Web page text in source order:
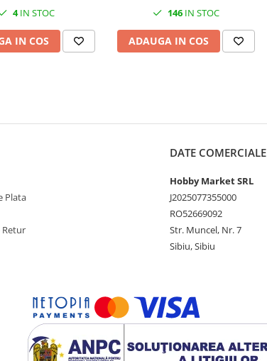
4IN STOC
IN COS
146IN STOC
ADAUGA IN COS
Plata
Retur
DATE COMERCIALE
Hobby Market SRL
J2025077355000
RO52669092
Str. Muncel, Nr. 7
Sibiu, Sibiu